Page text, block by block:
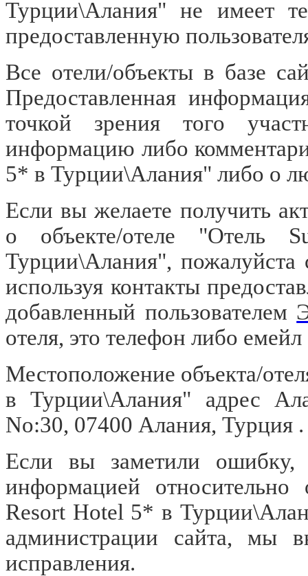
Турции\Алания" не имеет
предоставленную
Все отели/объекты в базе
Предоставленная
точкой зрения того
информацию либо
5* в Турции\Алания" либо о
Если вы желаете получить
о объекте/отеле
Турции\Алания", пожалуйста
используя контакты
добавленный пользователем
отеля, это телефон либо емейл
Местоположение объекта/
в Турции\Алания" адрес
No:30, 07400 Алания, Турция .
Если вы заметили ошибку,
информацией относительно
Resort Hotel 5* в
администрации сайта, мы
исправления.